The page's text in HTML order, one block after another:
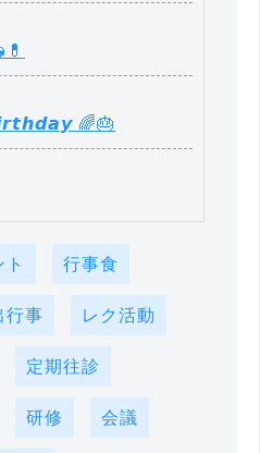
🌈🎂
行事食
行事 レク活動
定期往診
研修 会議